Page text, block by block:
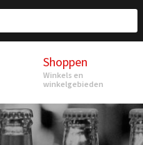
Shoppen
Winkels en
winkelgebieden